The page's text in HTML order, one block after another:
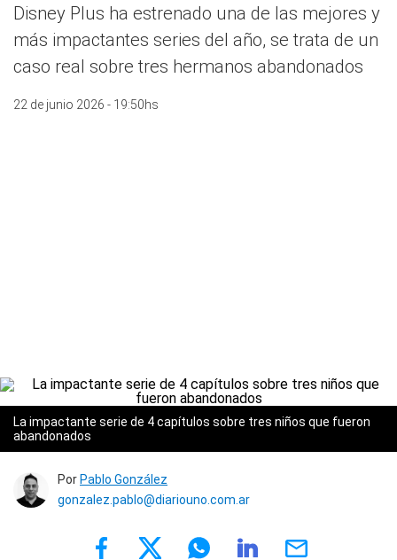
Disney Plus ha estrenado una de las mejores y
más impactantes series del año, se trata de un
caso real sobre tres hermanos abandonados
22 de junio 2026 - 19:50hs
La impactante serie de 4 capítulos sobre tres niños que fueron
abandonados
Por Pablo González
gonzalez.pablo@diariouno.com.ar